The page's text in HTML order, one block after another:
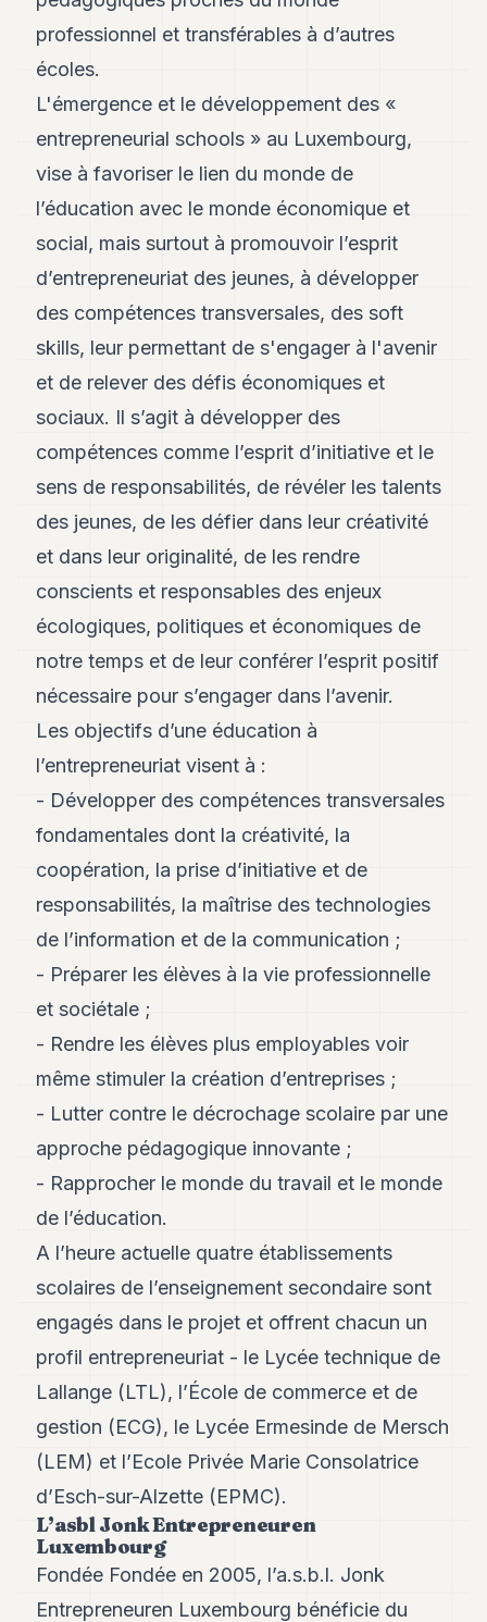
professionnel et transférables à d’autres
écoles.
L'émergence et le développement des «
entrepreneurial schools » au Luxembourg,
vise à favoriser le lien du monde de
l’éducation avec le monde économique et
social, mais surtout à promouvoir l’esprit
d’entrepreneuriat des jeunes, à développer
des compétences transversales, des soft
skills, leur permettant de s'engager à l'avenir
et de relever des défis économiques et
sociaux. Il s’agit à développer des
compétences comme l’esprit d’initiative et le
sens de responsabilités, de révéler les talents
des jeunes, de les défier dans leur créativité
et dans leur originalité, de les rendre
conscients et responsables des enjeux
écologiques, politiques et économiques de
notre temps et de leur conférer l’esprit positif
nécessaire pour s’engager dans l’avenir.
Les objectifs d’une éducation à
l’entrepreneuriat visent à :
- Développer des compétences transversales
fondamentales dont la créativité, la
coopération, la prise d’initiative et de
responsabilités, la maîtrise des technologies
de l’information et de la communication ;
- Préparer les élèves à la vie professionnelle
et sociétale ;
- Rendre les élèves plus employables voir
même stimuler la création d’entreprises ;
- Lutter contre le décrochage scolaire par une
approche pédagogique innovante ;
- Rapprocher le monde du travail et le monde
de l’éducation.
A l’heure actuelle quatre établissements
scolaires de l’enseignement secondaire sont
engagés dans le projet et offrent chacun un
profil entrepreneuriat - le Lycée technique de
Lallange (LTL), l’École de commerce et de
gestion (ECG), le Lycée Ermesinde de Mersch
(LEM) et l’Ecole Privée Marie Consolatrice
d’Esch-sur-Alzette (EPMC).
L’asbl Jonk Entrepreneuren
Luxembourg
Fondée Fondée en 2005, l’a.s.b.l. Jonk
Entrepreneuren Luxembourg bénéficie du